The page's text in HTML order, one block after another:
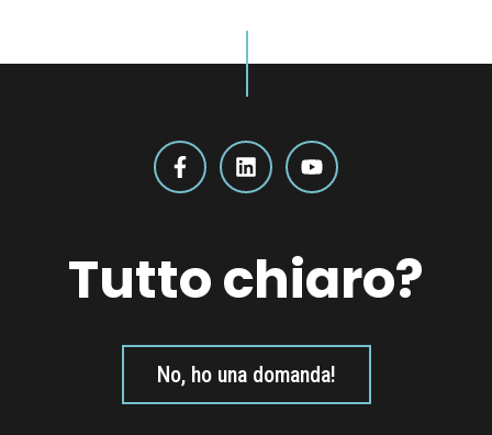
Tutto chiaro?
No, ho una domanda!